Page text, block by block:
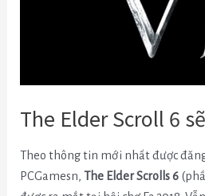
The Elder Scroll 6
Theo thông tin mới nhất được
PCGamesn,The Elder Scrolls 6